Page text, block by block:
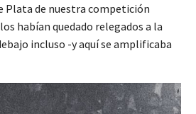
Plata de nuestra competición
habían quedado relegados a la
incluso -y aquí se amplificaba